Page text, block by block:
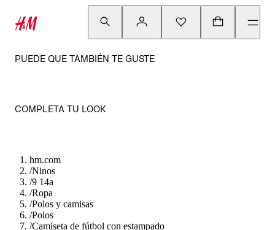
PUEDE QUE TAMBIÉN TE GUSTE
COMPLETA TU LOOK
hm.com
/Ninos
/9 14a
/Ropa
/Polos y camisas
/Polos
/Camiseta de fútbol con estampado